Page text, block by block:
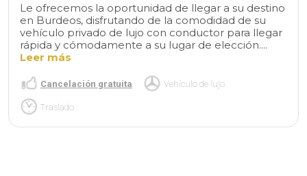
Le ofrecemos la oportunidad de llegar a su destino
en Burdeos, disfrutando de la comodidad de su
vehículo privado de lujo con conductor para llegar
rápida y cómodamente a su lugar de elección....
Leer más
Cancelación gratuita Vehículo de lujo
Traslado